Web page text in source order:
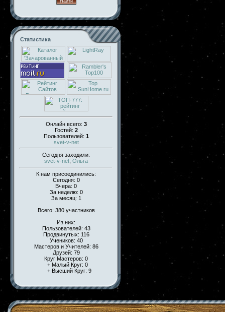
Статистика
Онлайн всего: 3
Гостей: 2
Пользователей: 1
svet-v-net
Сегодня заходили:
svet-v-net Ольга
К нам присоединились:
Сегодня: 0
Вчера: 0
За неделю: 0
За месяц: 1
Всего: 380 участников
Из них:
Пользователей: 43
Продвинутых: 116
Учеников: 40
Мастеров и Учителей: 86
Друзей: 79
Круг Мастеров: 0
+ Малый Круг: 0
+ Высший Круг: 9